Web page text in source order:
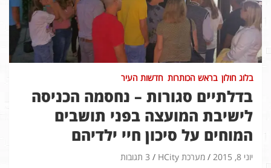
בלוג חולון בראש הכותרות חדשות העיר
בדלתיים סגורות – נחסמה הכניסה
לישיבת המועצה בפני תושבים
המוחים על סיכון חיי ילדיהם
יוני 8, 2015 מערכת HCity 3 תגובות